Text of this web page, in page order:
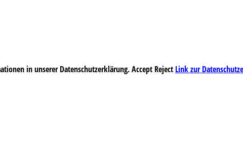
in unserer Datenschutzerklärung.Accept Reject Link zur